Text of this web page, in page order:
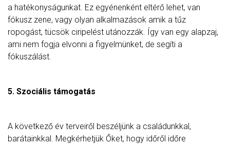
a hatékonyságunkat. Ez egyénenként eltérő lehet, van
fókusz zene, vagy olyan alkalmazások amik a tűz
ropogást, tücsök ciripelést utánozzák. Így van egy alapzaj,
ami nem fogja elvonni a figyelmünket, de segíti a
fókuszálást.
5. Szociális támogatás
A következő év terveiről beszéljünk a családunkkal,
barátainkkal. Megkérhetjük Őket, hogy időről időre